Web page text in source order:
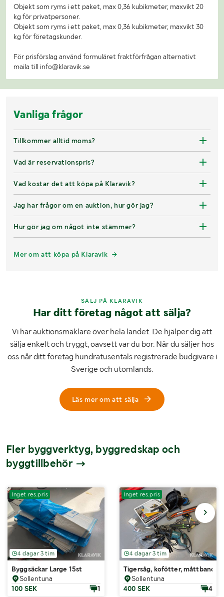
Objekt som ryms i ett paket, max 0,36 kubikmeter, maxvikt 20
kg för privatpersoner.
Objekt som ryms i ett paket, max 0,36 kubikmeter, maxvikt 30
kg för företagskunder.
För prisförslag använd formuläret fraktförfrågan alternativt
maila till info@klaravik.se
Vanliga frågor
Tillkommer alltid moms?
Vad är reservationspris?
Vad kostar det att köpa på Klaravik?
Jag har frågor om en auktion, hur gör jag?
Hur gör jag om något inte stämmer?
Mer om att köpa på Klaravik
SÄLJ PÅ KLARAVIK
Har ditt företag något att sälja?
Vi har auktionsmäklare över hela landet. De hjälper dig att
sälja enkelt och tryggt, oavsett var du bor. När du säljer hos
oss når ditt företag hundratusentals registrerade budgivare i
Sverige och utomlands.
Läs mer om att sälja
Fler byggverktyg, byggredskap och
byggtillbehör
Inget res.pris
4 dagar 3 tim
Byggsäckar Large 15st
Sollentuna
100 SEK
1
Inget res.pris
4 dagar 3 tim
Tigersåg, kofötter, måttband,
Sollentuna
400 SEK
4